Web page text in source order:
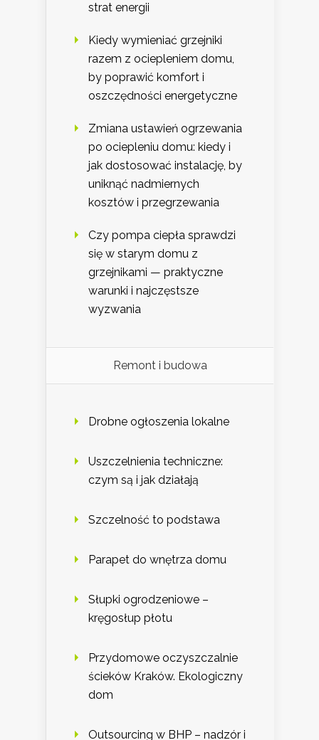
strat energii
Kiedy wymieniać grzejniki
razem z ociepleniem domu,
by poprawić komfort i
oszczędności energetyczne
Zmiana ustawień ogrzewania
po ociepleniu domu: kiedy i
jak dostosować instalację, by
uniknąć nadmiernych
kosztów i przegrzewania
Czy pompa ciepła sprawdzi
się w starym domu z
grzejnikami — praktyczne
warunki i najczęstsze
wyzwania
Remont i budowa
Drobne ogłoszenia lokalne
Uszczelnienia techniczne:
czym są i jak działają
Szczelność to podstawa
Parapet do wnętrza domu
Słupki ogrodzeniowe –
kręgosłup płotu
Przydomowe oczyszczalnie
ścieków Kraków. Ekologiczny
dom
Outsourcing w BHP – nadzór i